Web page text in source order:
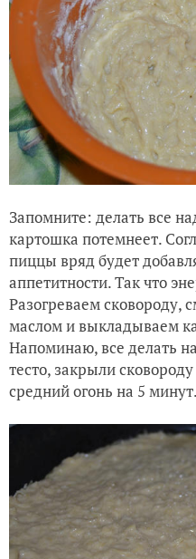
Запомните: делать все
картошка потемнеет.
пиццы вряд будет
аппетитности. Так что
Разогреваем сковороду,
маслом и выкладываем
Напоминаю, все делать
тесто, закрыли
средний огонь на 5 минут.